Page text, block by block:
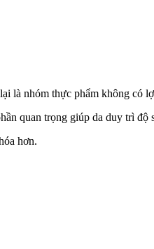
là nhóm thực phẩm không có
quan trọng giúp da duy trì độ
hơn.